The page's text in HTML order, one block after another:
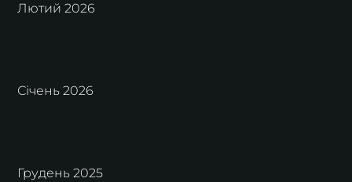
Лютий 2026
Січень 2026
Грудень 2025